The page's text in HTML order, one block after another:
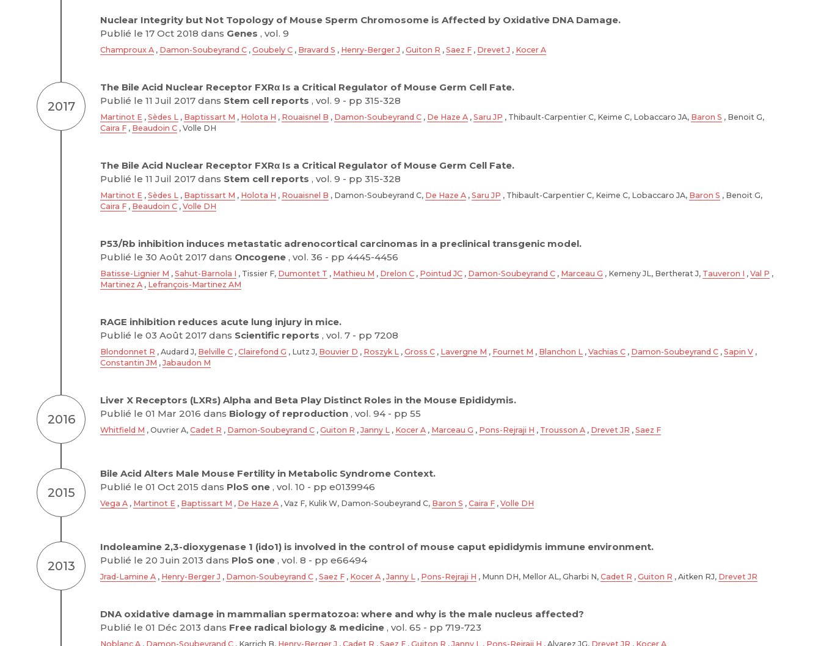
Nuclear Integrity but Not Topology of Mouse Sperm Chromosome is Affected by Oxidative DNA Damage.
Publié le 17 Oct 2018 dans Genes , vol. 9
Champroux A , Damon-Soubeyrand C , Goubely C , Bravard S , Henry-Berger J , Guiton R , Saez F , Drevet J , Kocer A
2017
The Bile Acid Nuclear Receptor FXRα Is a Critical Regulator of Mouse Germ Cell Fate.
Publié le 11 Juil 2017 dans Stem cell reports , vol. 9 - pp 315-328
Martinot E , Sèdes L , Baptissart M , Holota H , Rouaisnel B , Damon-Soubeyrand C , De Haze A , Saru JP , Thibault-Carpentier C, Keime C, Lobaccaro JA, Baron S , Benoit G,
Caira F , Beaudoin C , Volle DH
The Bile Acid Nuclear Receptor FXRα Is a Critical Regulator of Mouse Germ Cell Fate.
Publié le 11 Juil 2017 dans Stem cell reports , vol. 9 - pp 315-328
Martinot E , Sèdes L , Baptissart M , Holota H , Rouaisnel B , Damon-Soubeyrand C, De Haze A , Saru JP , Thibault-Carpentier C, Keime C, Lobaccaro JA, Baron S , Benoit G,
Caira F , Beaudoin C , Volle DH
P53/Rb inhibition induces metastatic adrenocortical carcinomas in a preclinical transgenic model.
Publié le 30 Août 2017 dans Oncogene , vol. 36 - pp 4445-4456
Batisse-Lignier M , Sahut-Barnola I , Tissier F, Dumontet T , Mathieu M , Drelon C , Pointud JC , Damon-Soubeyrand C , Marceau G , Kemeny JL, Bertherat J, Tauveron I , Val P ,
Martinez A , Lefrançois-Martinez AM
RAGE inhibition reduces acute lung injury in mice.
Publié le 03 Août 2017 dans Scientific reports , vol. 7 - pp 7208
Blondonnet R , Audard J, Belville C , Clairefond G , Lutz J, Bouvier D , Roszyk L , Gross C , Lavergne M , Fournet M , Blanchon L , Vachias C , Damon-Soubeyrand C , Sapin V ,
Constantin JM , Jabaudon M
2016
Liver X Receptors (LXRs) Alpha and Beta Play Distinct Roles in the Mouse Epididymis.
Publié le 01 Mar 2016 dans Biology of reproduction , vol. 94 - pp 55
Whitfield M , Ouvrier A, Cadet R , Damon-Soubeyrand C , Guiton R , Janny L , Kocer A , Marceau G , Pons-Rejraji H , Trousson A , Drevet JR , Saez F
2015
Bile Acid Alters Male Mouse Fertility in Metabolic Syndrome Context.
Publié le 01 Oct 2015 dans PloS one , vol. 10 - pp e0139946
Vega A , Martinot E , Baptissart M , De Haze A , Vaz F, Kulik W, Damon-Soubeyrand C, Baron S , Caira F , Volle DH
2013
Indoleamine 2,3-dioxygenase 1 (ido1) is involved in the control of mouse caput epididymis immune environment.
Publié le 20 Juin 2013 dans PloS one , vol. 8 - pp e66494
Jrad-Lamine A , Henry-Berger J , Damon-Soubeyrand C , Saez F , Kocer A , Janny L , Pons-Rejraji H , Munn DH, Mellor AL, Gharbi N, Cadet R , Guiton R , Aitken RJ, Drevet JR
DNA oxidative damage in mammalian spermatozoa: where and why is the male nucleus affected?
Publié le 01 Déc 2013 dans Free radical biology & medicine , vol. 65 - pp 719-723
Noblanc A , Damon-Soubeyrand C , Karrich B, Henry-Berger J , Cadet R , Saez F , Guiton R , Janny L , Pons-Rejraji H , Alvarez JG, Drevet JR , Kocer A